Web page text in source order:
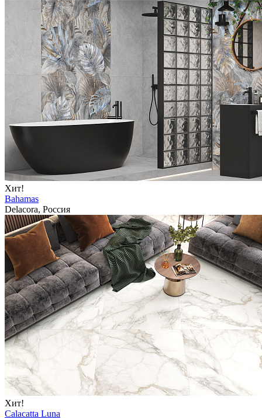
Хит!
Bahamas
Delacora, Россия
Хит!
Calacatta Luna